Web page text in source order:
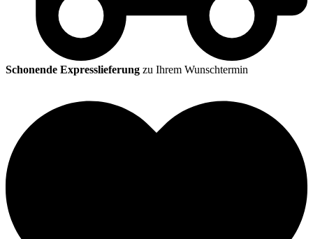
Schonende Expresslieferung zu Ihrem Wunschtermin